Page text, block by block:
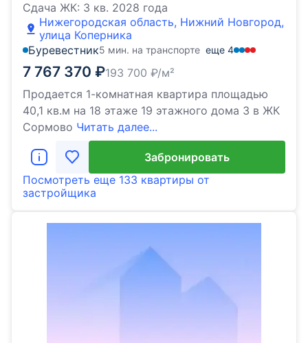
Сдача ЖК: 3 кв. 2028 года
Нижегородская область, Нижний Новгород,
улица Коперника
Буревестник5 мин. на транспорте еще 4
7 767 370 ₽193 700 ₽/м²
Продается 1-комнатная квартира площадью
40,1 кв.м на 18 этаже 19 этажного дома 3 в ЖК
Сормово Читать далее...
Забронировать
Посмотреть еще 133 квартиры от
застройщика